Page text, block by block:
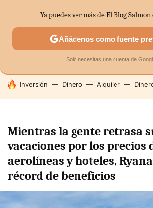
SECTORES ECONOMÍA DOMÉSTICA
HOY SE HABLA DE
Inversión Dinero Alquiler
Mientras la gente retrasa
vacaciones por los precios
aerolíneas y hoteles,
récord de beneficios
Ya puedes ver más de El Blog Salmon
Añádenos como fuente
Solo necesitas una cuenta de